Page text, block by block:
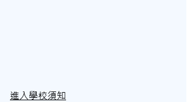
進入學校須知